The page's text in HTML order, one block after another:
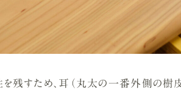
を残すため、耳（丸太の一番外側の樹